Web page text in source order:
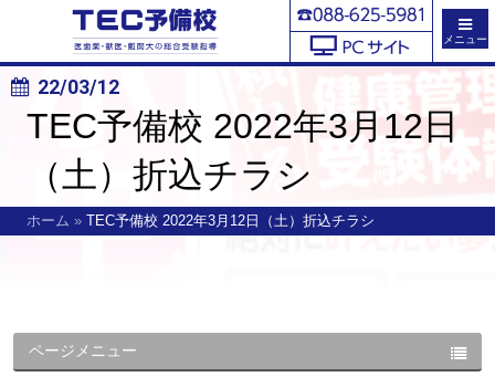
メニュー
22/03/12
TEC予備校 2022年3月12日
（土）折込チラシ
ホーム » TEC予備校 2022年3月12日（土）折込チラシ
ページメニュー